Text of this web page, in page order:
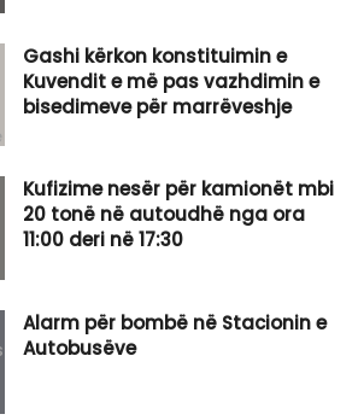
Gashi kërkon konstituimin e
Kuvendit e më pas vazhdimin e
bisedimeve për marrëveshje
Kufizime nesër për kamionët mbi
20 tonë në autoudhë nga ora
11:00 deri në 17:30
Alarm për bombë në Stacionin e
Autobusëve